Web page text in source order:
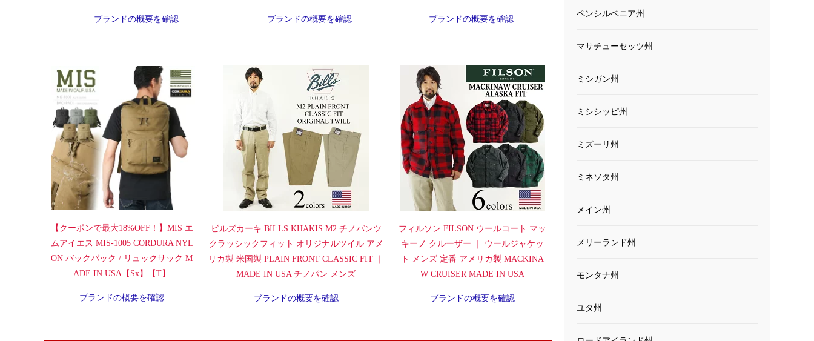
ブランドの概要を確認 ブランドの概要を確認 ブランドの概要を確認
【クーポンで最大18%OFF！】MIS エ
ムアイエス MIS-1005 CORDURA NYL
ON バックパック / リュックサック M
ADE IN USA【Sx】【T】
ブランドの概要を確認
ビルズカーキ BILLS KHAKIS M2 チノパンツ
クラッシックフィット オリジナルツイル アメ
リカ製 米国製 PLAIN FRONT CLASSIC FIT ｜
MADE IN USA チノパン メンズ
ブランドの概要を確認
フィルソン FILSON ウールコート マッ
キーノ クルーザー ｜ ウールジャケッ
ト メンズ 定番 アメリカ製 MACKINA
W CRUISER MADE IN USA
ブランドの概要を確認
ペンシルベニア州
マサチューセッツ州
ミシガン州
ミシシッピ州
ミズーリ州
ミネソタ州
メイン州
メリーランド州
モンタナ州
ユタ州